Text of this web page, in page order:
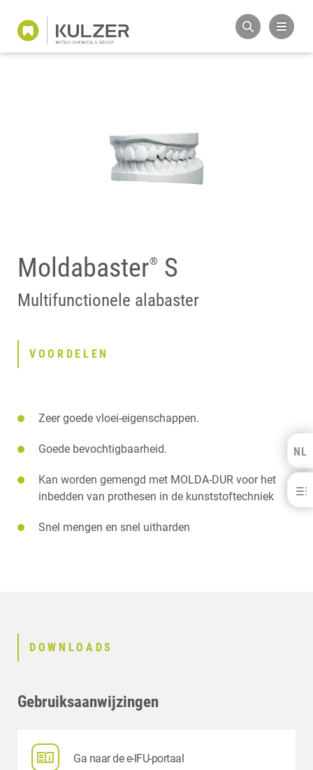
NL
FRANÇAIS
Moldabaster® S
Moldabaster® S
Multifunctionele alabaster
VOORDELEN
Zeer goede vloei-eigenschappen.
Goede bevochtigbaarheid.
Kan worden gemengd met MOLDA-DUR voor het
inbedden van prothesen in de kunststoftechniek
Snel mengen en snel uitharden
DOWNLOADS
Gebruiksaanwijzingen
Ga naar de e-IFU-portaal